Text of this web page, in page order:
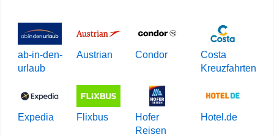
ab-in-den-
urlaub
Austrian Condor
Costa
Kreuzfahrten
Expedia Flixbus
Hofer
Reisen
Hotel.de